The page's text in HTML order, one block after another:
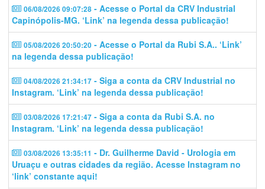
06/08/2026 09:07:28 - Acesse o Portal da CRV Industrial
Capinópolis-MG. ‘Link’ na legenda dessa publicação!
05/08/2026 20:50:20 - Acesse o Portal da Rubi S.A.. ‘Link’
na legenda dessa publicação!
04/08/2026 21:34:17 - Siga a conta da CRV Industrial no
Instagram. ‘Link’ na legenda dessa publicação!
03/08/2026 17:21:47 - Siga a conta da Rubi S.A. no
Instagram. ‘Link’ na legenda dessa publicação!
03/08/2026 13:35:11 - Dr. Guilherme David - Urologia em
Uruaçu e outras cidades da região. Acesse Instagram no
‘link’ constante aqui!